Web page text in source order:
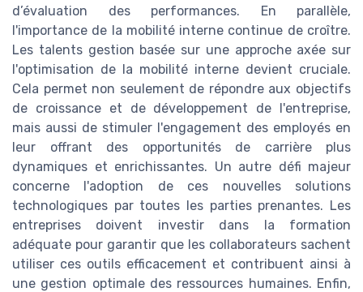
d’évaluation des performances. En parallèle,
l'importance de la mobilité interne continue de croître.
Les talents gestion basée sur une approche axée sur
l'optimisation de la mobilité interne devient cruciale.
Cela permet non seulement de répondre aux objectifs
de croissance et de développement de l'entreprise,
mais aussi de stimuler l'engagement des employés en
leur offrant des opportunités de carrière plus
dynamiques et enrichissantes. Un autre défi majeur
concerne l'adoption de ces nouvelles solutions
technologiques par toutes les parties prenantes. Les
entreprises doivent investir dans la formation
adéquate pour garantir que les collaborateurs sachent
utiliser ces outils efficacement et contribuent ainsi à
une gestion optimale des ressources humaines. Enfin,